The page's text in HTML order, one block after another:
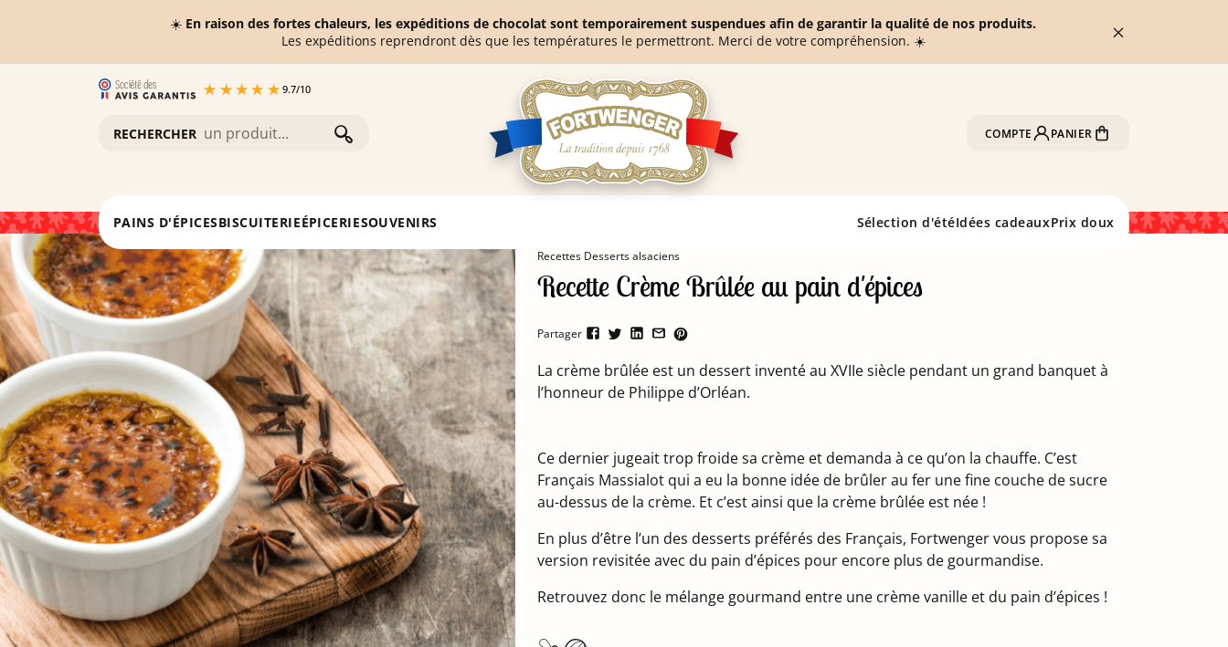
☀️ En raison des fortes chaleurs, les expéditions de chocolat sont temporairement suspendues afin de garantir la qualité de nos produits.
Les expéditions reprendront dès que les températures le permettront. Merci de votre compréhension. ☀️
RECHERCHER COMPTE PANIER
PAINS D'ÉPICESBISCUITERIEÉPICERIESOUVENIRS Sélection d'étéIdées cadeauxPrix doux
Recettes Desserts alsaciens
Recette Crème Brûlée au pain d'épices
Partager
La crème brûlée est un dessert inventé au XVIIe siècle pendant un grand banquet à
l’honneur de Philippe d’Orléan.
Ce dernier jugeait trop froide sa crème et demanda à ce qu’on la chauffe. C’est
Français Massialot qui a eu la bonne idée de brûler au fer une fine couche de sucre
au-dessus de la crème. Et c’est ainsi que la crème brûlée est née !
En plus d’être l’un des desserts préférés des Français, Fortwenger vous propose sa
version revisitée avec du pain d’épices pour encore plus de gourmandise.
Retrouvez donc le mélange gourmand entre une crème vanille et du pain d’épices !